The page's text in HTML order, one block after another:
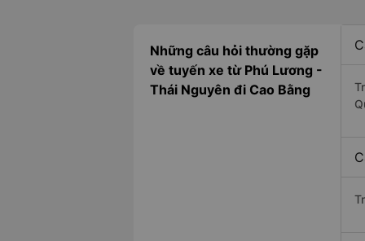
Những câu hỏi thường gặp
về tuyến xe từ Phú Lương -
Thái Nguyên đi Cao Bằng